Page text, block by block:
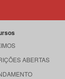
ABERTAS